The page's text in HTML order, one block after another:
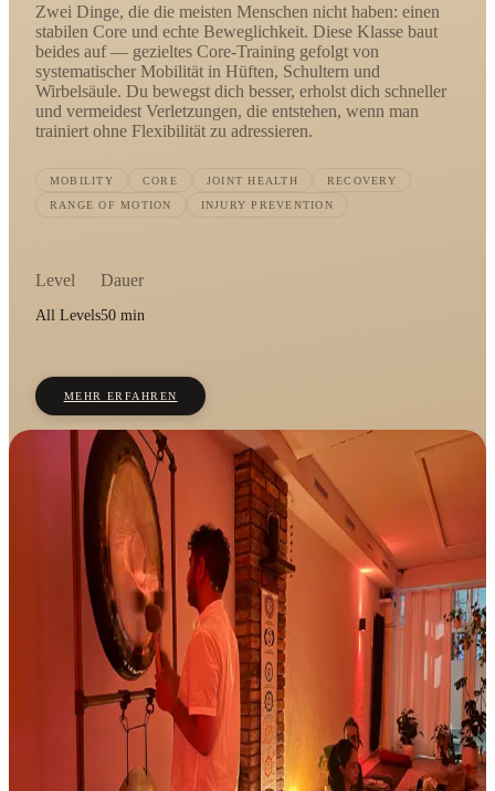
Zwei Dinge, die die meisten Menschen nicht haben: einen
stabilen Core und echte Beweglichkeit. Diese Klasse baut
beides auf — gezieltes Core-Training gefolgt von
systematischer Mobilität in Hüften, Schultern und
Wirbelsäule. Du bewegst dich besser, erholst dich schneller
und vermeidest Verletzungen, die entstehen, wenn man
trainiert ohne Flexibilität zu adressieren.
MOBILITY CORE JOINT HEALTH RECOVERY
RANGE OF MOTION INJURY PREVENTION
Level
All Levels
Dauer
50 min
MEHR ERFAHREN